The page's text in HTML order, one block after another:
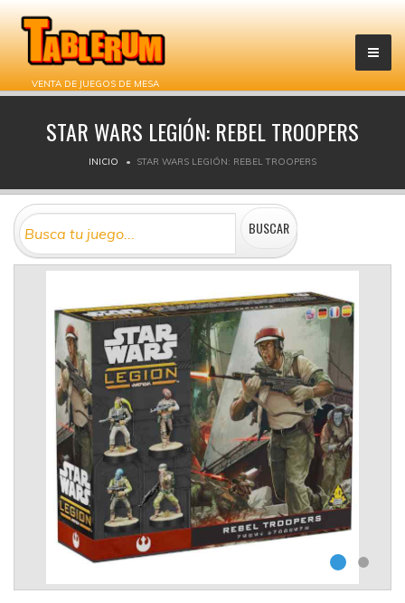
VENTA DE JUEGOS DE MESA
STAR WARS LEGIÓN: REBEL TROOPERS
INICIO STAR WARS LEGIÓN: REBEL TROOPERS